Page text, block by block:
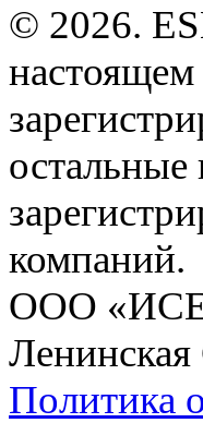
© 2026.
настоящем
компаний.
ООО
Политика